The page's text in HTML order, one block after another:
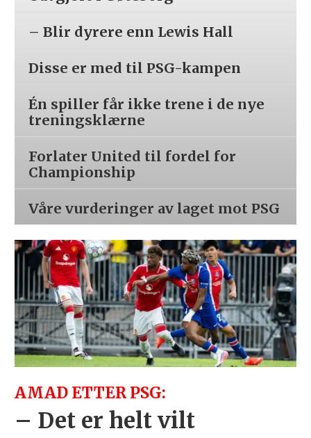
– Blir dyrere enn Lewis Hall
Disse er med til PSG-kampen
Én spiller får ikke trene i de nye
treningsklærne
Forlater United til fordel for
Championship
Våre vurderinger av laget mot PSG
AMAD ETTER PSG:
– Det er helt vilt